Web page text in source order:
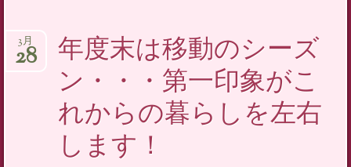
年度末は移動のシーズ
ン・・・第一印象がこ
れからの暮らしを左右
します！
3月
28